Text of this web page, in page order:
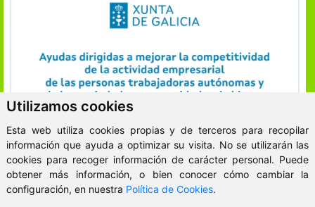
Utilizamos cookies
Esta web utiliza cookies propias y de terceros para recopilar
información que ayuda a optimizar su visita. No se utilizarán las
cookies para recoger información de carácter personal. Puede
obtener más información, o bien conocer cómo cambiar la
configuración, en nuestra Política de Cookies.
ClickViviendas